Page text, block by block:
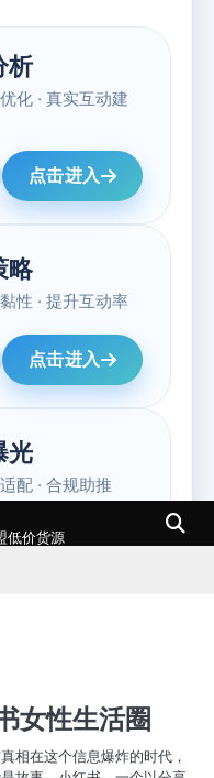
低价货源
女性生活圈
相在这个信息爆炸的时代，